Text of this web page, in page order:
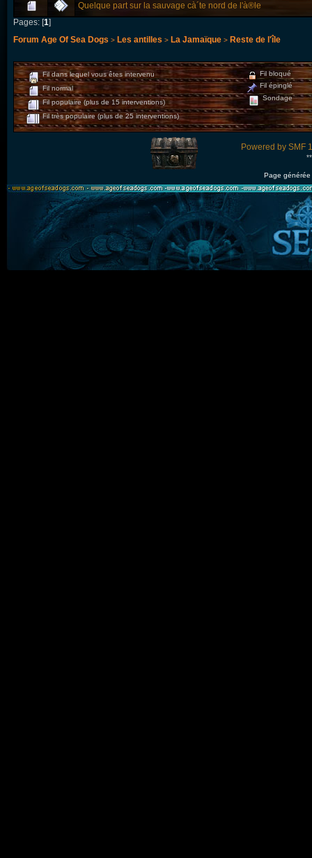
Quelque part sur la sauvage cà´te nord de l'à®le
Pages: [1]
Forum Age Of Sea Dogs > Les antilles > La Jamaïque > Reste de l'île
Fil dans lequel vous êtes intervenu
Fil normal
Fil populaire (plus de 15 interventions)
Fil très populaire (plus de 25 interventions)
Fil bloqué
Fil épinglé
Sondage
Powered by SMF
Page